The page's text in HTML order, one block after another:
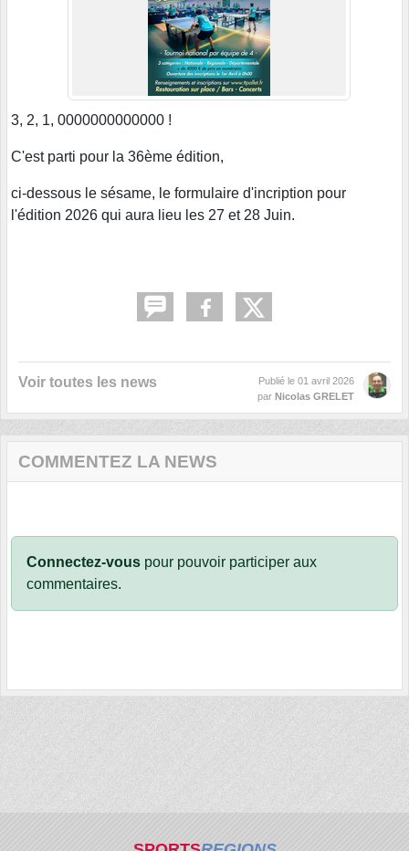
3, 2, 1, 0000000000000 !
C'est parti pour la 36ème édition,
ci-dessous le sésame, le formulaire d'incription pour
l'édition 2026 qui aura lieu les 27 et 28 Juin.
Voir toutes les news Publié le 01 avril 2026
par Nicolas GRELET
COMMENTEZ LA NEWS
Connectez-vous pour pouvoir participer aux
commentaires.